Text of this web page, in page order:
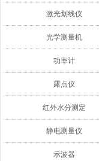
激光划线仪
光学测量机
功率计
露点仪
红外水分测定
静电测量仪
示波器